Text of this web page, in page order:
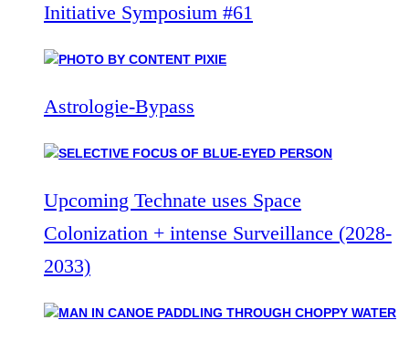
Initiative Symposium #61
Astrologie-Bypass
Upcoming Technate uses Space
Colonization + intense Surveillance (2028-
2033)